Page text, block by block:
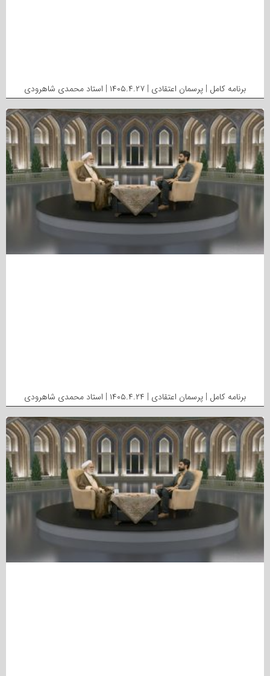
برنامه کامل | پرسمان اعتقادی | ۱۴۰۵.۴.۲۷ | استاد محمدی شاهرودی
برنامه کامل | پرسمان اعتقادی | ۱۴۰۵.۴.۲۴ | استاد محمدی شاهرودی